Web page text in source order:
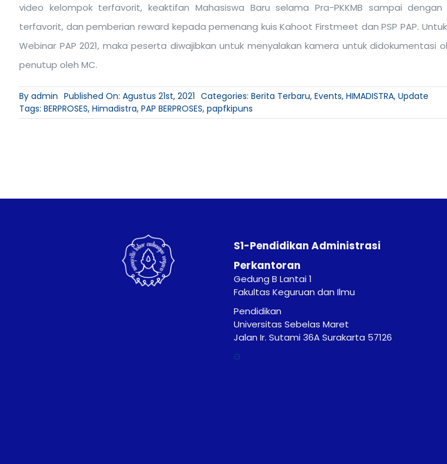
video kelompok terfavorit, keaktifan Mahasiswa Baru selama Pra-PKKMB sampai dengan
terfavorit, dan pemberian reward kepada pemenang kuis Kahoot Firstmeet dan PSP PAP.
Webinar PAP 2021, maka peserta diwajibkan untuk menyalakan kamera untuk didokumentasi
penutup oleh MC.
By admin Published On: Agustus 21st, 2021 Categories: Berita Terbaru, Events, HIMADISTRA, Update
Tags: BERPROSES, Himadistra, PAP BERPROSES, papfkipuns
S1-Pendidikan Administrasi
Perkantoran
Gedung B Lantai 1
Fakultas Keguruan dan Ilmu
Pendidikan
Universitas Sebelas Maret
Jalan Ir. Sutami 36A Surakarta 57126
G